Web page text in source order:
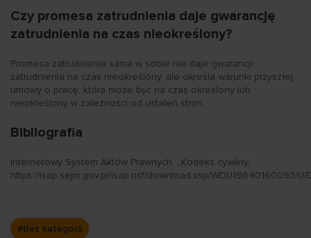
Czy promesa zatrudnienia daje gwarancję
zatrudnienia na czas nieokreślony?
Promesa zatrudnienia sama w sobie nie daje gwarancji
zatrudnienia na czas nieokreślony, ale określa warunki przyszłej
umowy o pracę, która może być na czas określony lub
nieokreślony w zależności od ustaleń stron.
Bibliografia
Internetowy System Aktów Prawnych. „Kodeks cywilny,
https://isap.sejm.gov.pl/isap.nsf/download.xsp/WDU19640160093/U/
#Bez kategorii